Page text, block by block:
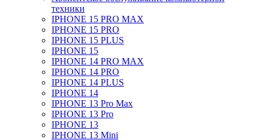
техники
IPHONE 15 PRO MAX
IPHONE 15 PRO
IPHONE 15 PLUS
IPHONE 15
IPHONE 14 PRO MAX
IPHONE 14 PRO
IPHONE 14 PLUS
IPHONE 14
IPHONE 13 Pro Max
IPHONE 13 Pro
IPHONE 13
IPHONE 13 Mini